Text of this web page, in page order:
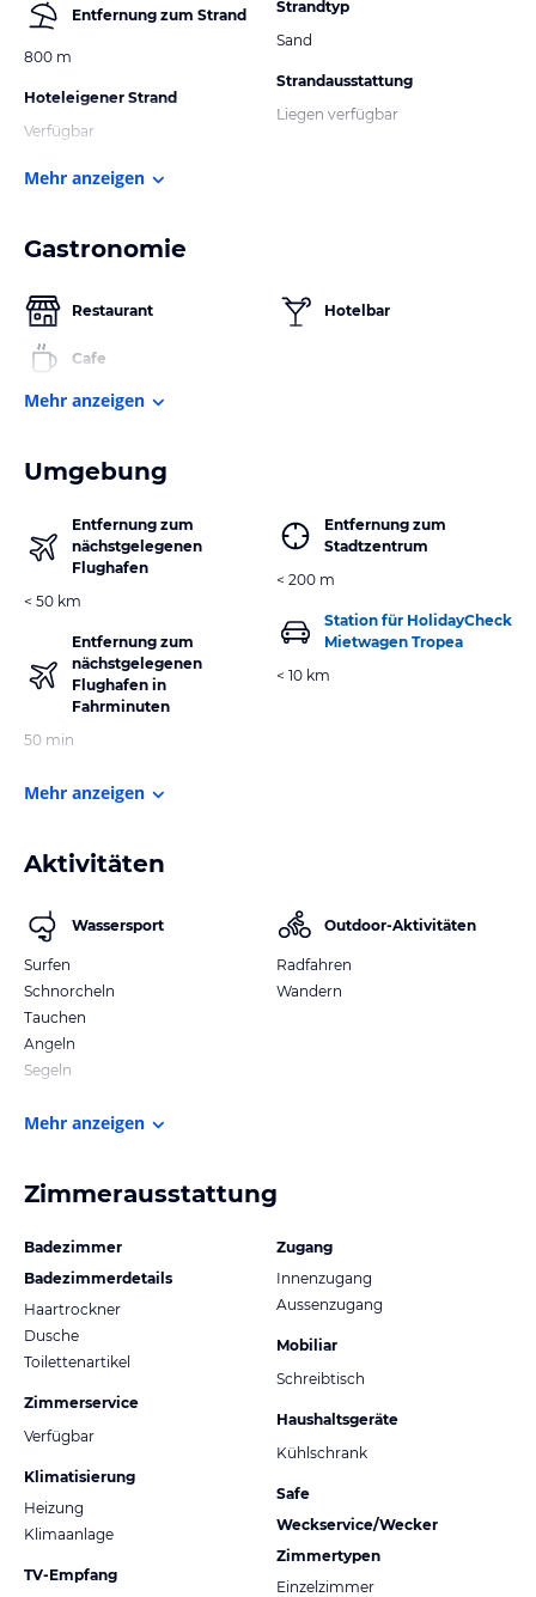
Entfernung zum Strand
800 m
Hoteleigener Strand
Verfügbar
Strandtyp
Sand
Strandausstattung
Liegen verfügbar
Mehr anzeigen
Gastronomie
Restaurant
Cafe
Hotelbar
Mehr anzeigen
Umgebung
Entfernung zum
nächstgelegenen
Flughafen
< 50 km
Entfernung zum
nächstgelegenen
Flughafen in
Fahrminuten
50 min
Entfernung zum
Stadtzentrum
< 200 m
Station für HolidayCheck
Mietwagen Tropea
< 10 km
Mehr anzeigen
Aktivitäten
Wassersport
Surfen
Schnorcheln
Tauchen
Angeln
Segeln
Outdoor-Aktivitäten
Radfahren
Wandern
Mehr anzeigen
Zimmerausstattung
Badezimmer
Badezimmerdetails
Haartrockner
Dusche
Toilettenartikel
Zimmerservice
Verfügbar
Klimatisierung
Heizung
Klimaanlage
TV-Empfang
Zugang
Innenzugang
Aussenzugang
Mobiliar
Schreibtisch
Haushaltsgeräte
Kühlschrank
Safe
Weckservice/Wecker
Zimmertypen
Einzelzimmer